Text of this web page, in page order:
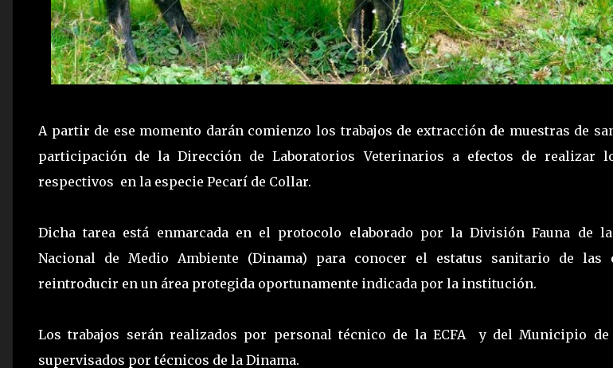
A partir de ese momento darán comienzo los trabajos de extracción de muestras de
participación de la Dirección de Laboratorios Veterinarios a efectos de realizar
respectivos en la especie Pecarí de Collar.
Dicha tarea está enmarcada en el protocolo elaborado por la División Fauna de
Nacional de Medio Ambiente (Dinama) para conocer el estatus sanitario de las
reintroducir en un área protegida oportunamente indicada por la institución.
Los trabajos serán realizados por personal técnico de la ECFA y del Municipio
supervisados por técnicos de la Dinama.